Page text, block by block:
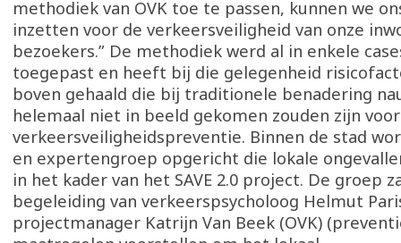
methodiek van OVK toe te passen, kunnen we
inzetten voor de verkeersveiligheid van onze
bezoekers.” De methodiek werd al in enkele
toegepast en heeft bij die gelegenheid
boven gehaald die bij traditionele benadering
helemaal niet in beeld gekomen zouden zijn voor
verkeersveiligheidspreventie. Binnen de stad
en expertengroep opgericht die lokale
in het kader van het SAVE 2.0 project. De groep
begeleiding van verkeerspsycholoog Helmut
projectmanager Katrijn Van Beek (OVK)